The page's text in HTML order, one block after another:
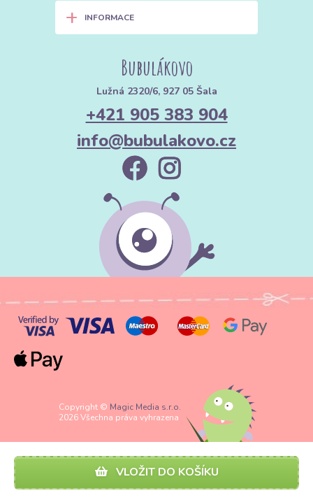
VLOŽIT DO KOŠÍKU
+ INFORMACE
Bubulákovo
Lužná 2320/6, 927 05 Šala
+421 905 383 904
info@bubulakovo.cz
Copyright © Magic Media s.r.o.
2026 Všechna práva vyhrazena